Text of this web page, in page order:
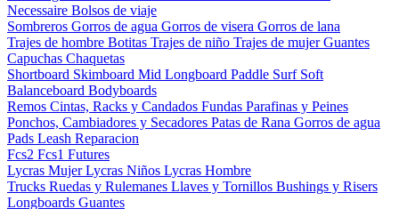
Necessaire Bolsos de viaje
Sombreros Gorros de agua Gorros de visera Gorros de lana
Trajes de hombre Botitas Trajes de niño Trajes de mujerGuantes
Capuchas Chaquetas
Shortboard Skimboard Mid Longboard Paddle Surf Soft
Balanceboard Bodyboards
Remos Cintas, Racks y Candados Fundas Parafinas y Peines
Ponchos, Cambiadores y Secadores Patas de Rana Gorros de agua
Pads Leash Reparacion
Fcs2 Fcs1 Futures
Lycras MujerLycras Niños Lycras Hombre
Trucks Ruedas y Rulemanes Llaves y Tornillos Bushings y Risers
Longboards Guantes